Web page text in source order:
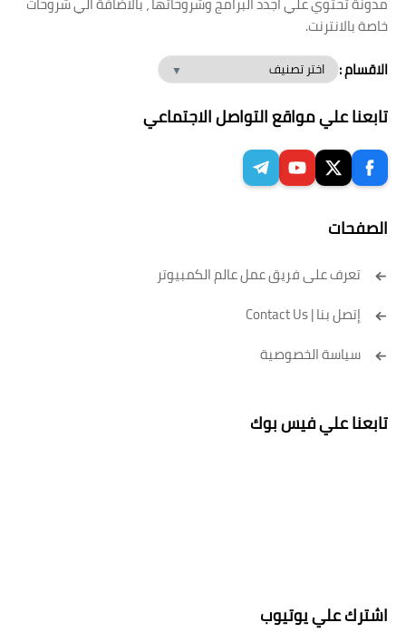
خاصة بالانترنت.
الاقسام :
تابعنا علي مواقع التواصل الاجتماعي
الصفحات
تعرف على فريق عمل عالم الكمبيوتر
إتصل بنا | Contact Us
سياسة الخصوصية
تابعنا علي فيس بوك
اشترك علي يوتيوب